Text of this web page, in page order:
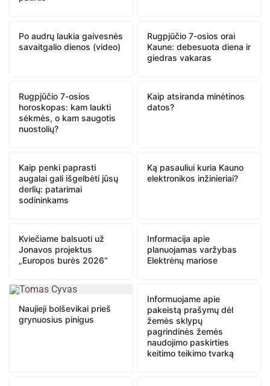
Po audrų laukia gaivesnės
savaitgalio dienos (video)
Rugpjūčio 7-osios orai
Kaune: debesuota diena ir
giedras vakaras
Rugpjūčio 7-osios
horoskopas: kam laukti
sėkmės, o kam saugotis
nuostolių?
Kaip atsiranda minėtinos
datos?
Kaip penki paprasti
augalai gali išgelbėti jūsų
derlių: patarimai
sodininkams
Ką pasauliui kuria Kauno
elektronikos inžinieriai?
Kviečiame balsuoti už
Jonavos projektus
„Europos burės 2026“
Informacija apie
planuojamas varžybas
Elektrėnų mariose
Naujieji bolševikai prieš
grynuosius pinigus
Informuojame apie
pakeistą prašymų dėl
žemės sklypų
pagrindinės žemės
naudojimo paskirties
keitimo teikimo tvarką